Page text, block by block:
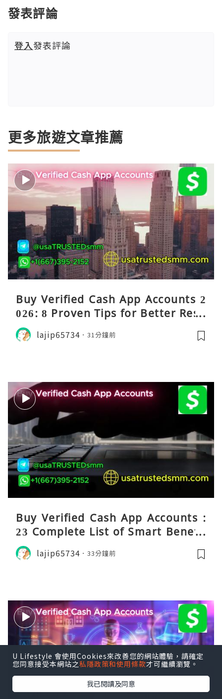
發表評論
登入發表評論
更多旅遊文章推薦
Buy Verified Cash App Accounts 2
026: 8 Proven Tips for Better Resu
lts
lajip65734 31分鐘前
Buy Verified Cash App Accounts :
23 Complete List of Smart Benefit
s
lajip65734 33分鐘前
U Lifestyle 會使用Cookies來改善您的網站體驗，請確定
您同意接受本網站之私隱政策和使用條款才可繼續瀏覽。
我已閱讀及同意